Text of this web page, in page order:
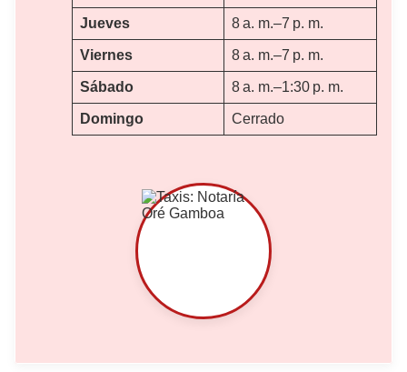
Jueves 8 a. m.–7 p. m.
Viernes 8 a. m.–7 p. m.
Sábado 8 a. m.–1:30 p. m.
Domingo Cerrado